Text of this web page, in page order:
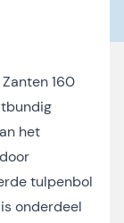
160
het
tulpenbol
is onderdeel